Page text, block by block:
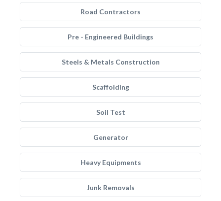
Road Contractors
Pre - Engineered Buildings
Steels & Metals Construction
Scaffolding
Soil Test
Generator
Heavy Equipments
Junk Removals